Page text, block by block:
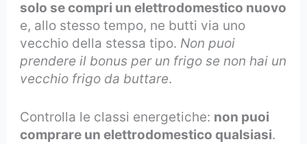
solo se compri un elettrodomestico nuovo
e, allo stesso tempo, ne butti via uno
vecchio della stessa tipo. Non puoi
prendere il bonus per un frigo se non hai un
vecchio frigo da buttare.
Controlla le classi energetiche: non puoi
comprare un elettrodomestico qualsiasi.